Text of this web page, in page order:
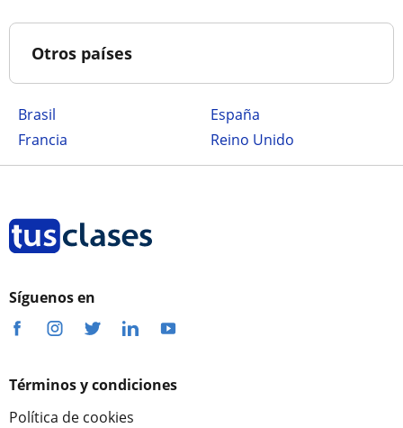
Otros países
Brasil
España
Francia
Reino Unido
Síguenos en
Términos y condiciones
Política de cookies